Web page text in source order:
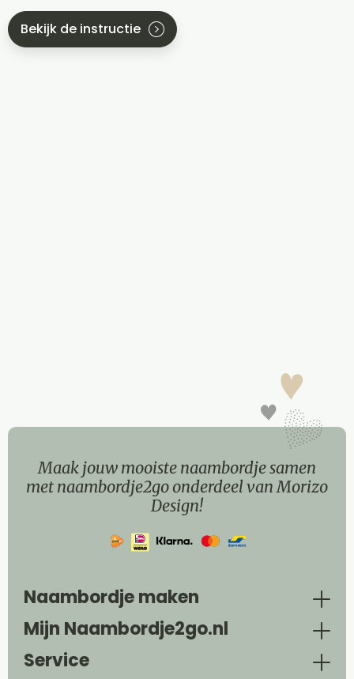
Bekijk de instructie
Maak jouw mooiste naambordje samen
met naambordje2go onderdeel van Morizo
Design!
Naambordje maken
Mijn Naambordje2go.nl
Service